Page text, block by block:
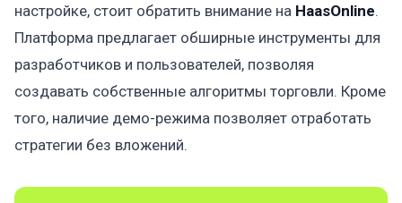
настройке, стоит обратить внимание на HaasOnline.
Платформа предлагает обширные инструменты для
разработчиков и пользователей, позволяя
создавать собственные алгоритмы торговли. Кроме
того, наличие демо-режима позволяет отработать
стратегии без вложений.